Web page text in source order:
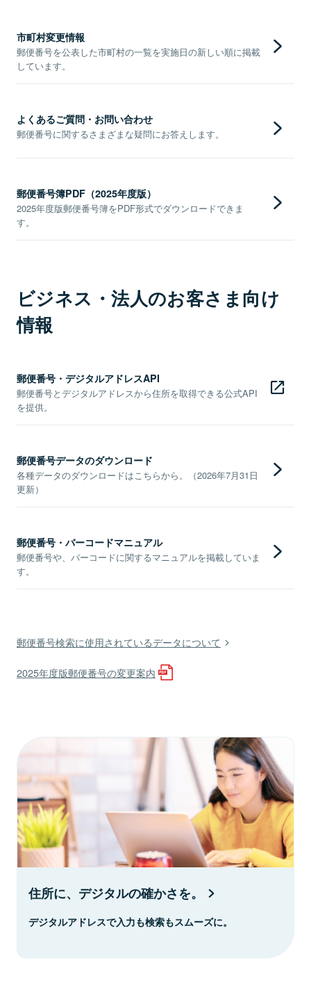
市町村変更情報
郵便番号を公表した市町村の一覧を実施日の新しい順に掲載
しています。
よくあるご質問・お問い合わせ
郵便番号に関するさまざまな疑問にお答えします。
郵便番号簿PDF（2025年度版）
2025年度版郵便番号簿をPDF形式でダウンロードできま
す。
ビジネス・法人のお客さま向け
情報
郵便番号・デジタルアドレスAPI
郵便番号とデジタルアドレスから住所を取得できる公式API
を提供。
郵便番号データのダウンロード
各種データのダウンロードはこちらから。（2026年7月31日
更新）
郵便番号・バーコードマニュアル
郵便番号や、バーコードに関するマニュアルを掲載していま
す。
郵便番号検索に使用されているデータについて
2025年度版郵便番号の変更案内
住所に、デジタルの確かさを。
デジタルアドレスで入力も検索もスムーズに。